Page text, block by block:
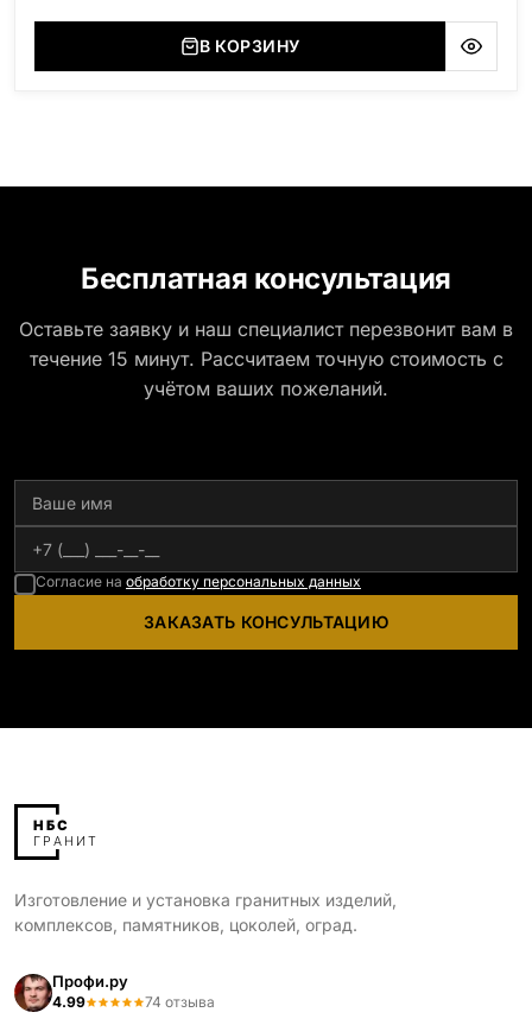
В КОРЗИНУ
Бесплатная консультация
Оставьте заявку и наш специалист перезвонит вам в
течение 15 минут. Рассчитаем точную стоимость с
учётом ваших пожеланий.
Согласие на обработку персональных данных
ЗАКАЗАТЬ КОНСУЛЬТАЦИЮ
Изготовление и установка гранитных изделий,
комплексов, памятников, цоколей, оград.
Профи.ру
4.99 74 отзыва